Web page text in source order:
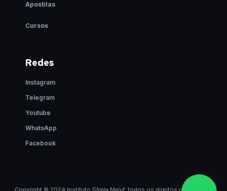
Apostilas
Cursos
Redes
Instagram
Telegram
Youtube
WhatsApp
Facebook